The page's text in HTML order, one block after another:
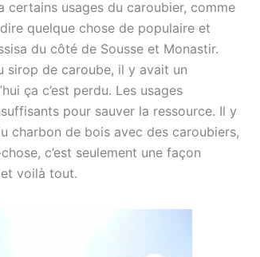
certains usages du caroubier, comme
quelque chose de populaire et
du côté de Sousse et Monastir.
sirop de caroube, il y avait un
ça c’est perdu. Les usages
pour sauver la ressource. Il y
charbon de bois avec des caroubiers,
c’est seulement une façon
voilà tout.